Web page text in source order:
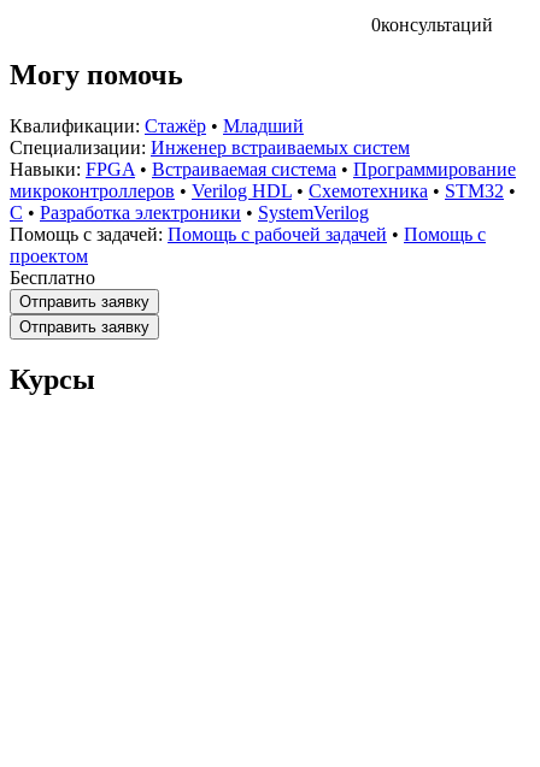
0консультаций
Могу помочь
Квалификации: Стажёр • Младший
Специализации: Инженер встраиваемых систем
Навыки: FPGA • Встраиваемая система • Программирование
микроконтроллеров • Verilog HDL • Схемотехника • STM32 •
C • Разработка электроники • SystemVerilog
Помощь с задачей: Помощь с рабочей задачей • Помощь с
проектом
Бесплатно
Отправить заявку
Отправить заявку
Курсы